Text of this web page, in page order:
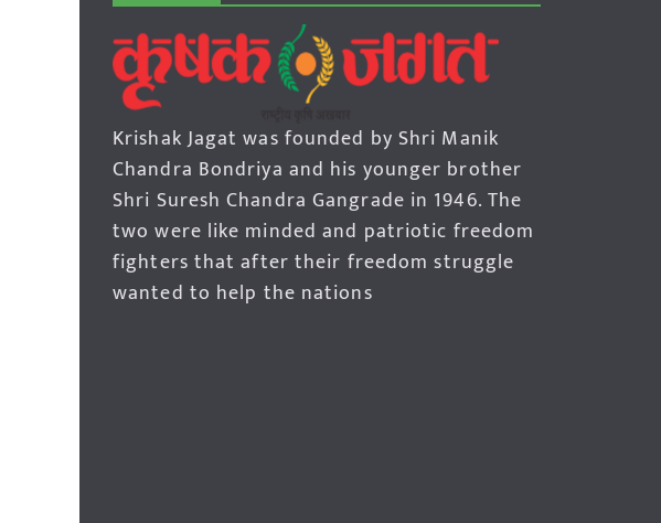
Krishak Jagat was founded by Shri Manik
Chandra Bondriya and his younger brother
Shri Suresh Chandra Gangrade in 1946. The
two were like minded and patriotic freedom
fighters that after their freedom struggle
wanted to help the nations